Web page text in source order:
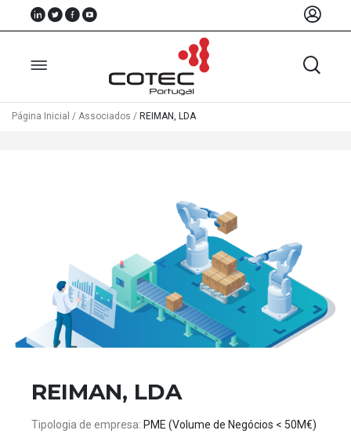
Notícias
Eventos
Projectos
Página Inicial / Associados / REIMAN, LDA
REIMAN, LDA
Tipologia de empresa: PME (Volume de Negócios < 50M€)